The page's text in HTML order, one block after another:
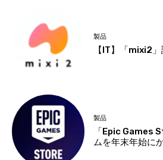
製品
【IT】「mixi2
製品
「Epic Games
ムを年末年始に